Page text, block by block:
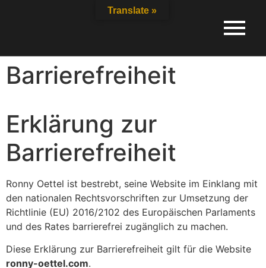
Barrierefreiheit
Erklärung zur
Barrierefreiheit
Ronny Oettel ist bestrebt, seine Website im Einklang mit
den nationalen Rechtsvorschriften zur Umsetzung der
Richtlinie (EU) 2016/2102 des Europäischen Parlaments
und des Rates barrierefrei zugänglich zu machen.
Diese Erklärung zur Barrierefreiheit gilt für die Website
ronny-oettel.com.
Translate »